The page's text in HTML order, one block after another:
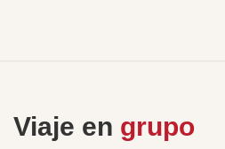
Viaje en grupo